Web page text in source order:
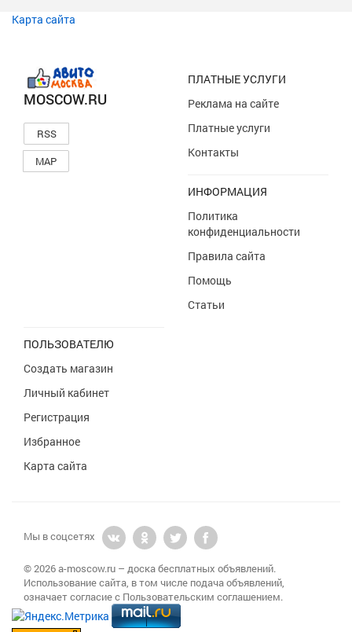
Карта сайта
MOSCOW.RU
RSS
MAP
ПЛАТНЫЕ УСЛУГИ
Реклама на сайте
Платные услуги
Контакты
ИНФОРМАЦИЯ
Политика
конфиденциальности
Правила сайта
Помощь
Статьи
ПОЛЬЗОВАТЕЛЮ
Создать магазин
Личный кабинет
Регистрация
Избранное
Карта сайта
Мы в соцсетях
© 2026 a-moscow.ru – доска бесплатных объявлений.
Использование сайта, в том числе подача объявлений,
означает согласие с Пользовательским соглашением.